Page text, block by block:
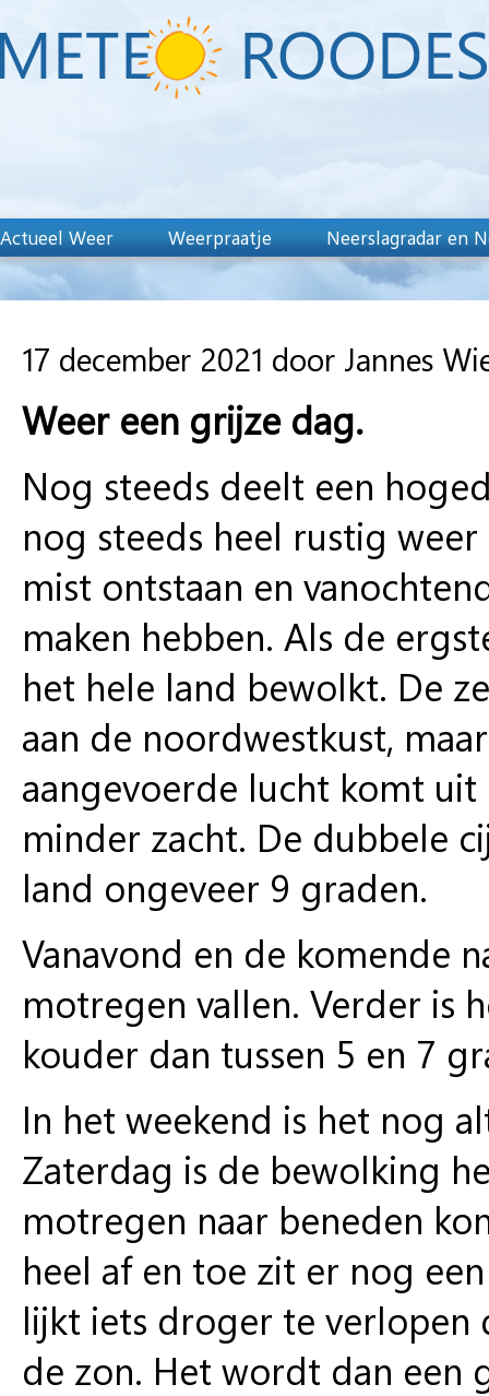
Actueel Weer Weerpraatje Neerslagradar en
17 december 2021 door Jannes
Weer een grijze dag.
Nog steeds deelt een
nog steeds heel rustig
mist ontstaan en
maken hebben. Als de
het hele land bewolkt. De
aan de noordwestkust,
aangevoerde lucht komt
minder zacht. De dubbele
land ongeveer 9 graden.
Vanavond en de komende
motregen vallen. Verder is
kouder dan tussen 5 en 7
In het weekend is het nog
Zaterdag is de bewolking
motregen naar beneden
heel af en toe zit er nog
lijkt iets droger te verlopen
de zon. Het wordt dan een